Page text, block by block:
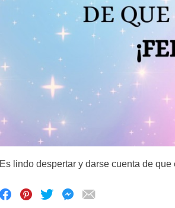
Es lindo despertar y darse cuenta de que